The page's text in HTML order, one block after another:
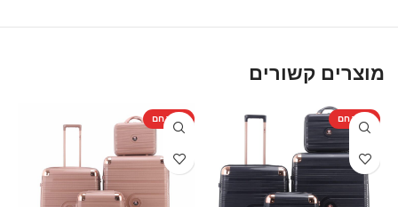
מבנה פוליפרופילן מהפכני:שלוש מזוודות קשיחות
ללא סדקים או שברים.
סט שלם לכל מטרה:
כולל 3 גדלים שימושיים: מזוודה
קטנה (20"), בינונית (24") וגדולה (28") להתאמה
מדויקת לכל אורך טיול.
אחסון חסכוני וחכם:
המזוודות מעוצבות כך שהן
מוצרים קשורים
מוצר חם מוצר חם